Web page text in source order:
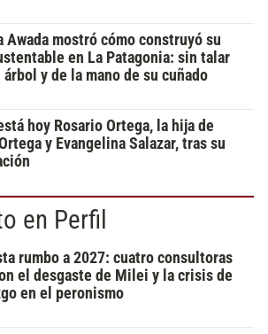
Awada mostró cómo construyó su
en La Patagonia: sin talar
y de la mano de su cuñado
hoy Rosario Ortega, la hija de
y Evangelina Salazar, tras su
en Perfil
rumbo a 2027: cuatro consultoras
el desgaste de Milei y la crisis de
en el peronismo